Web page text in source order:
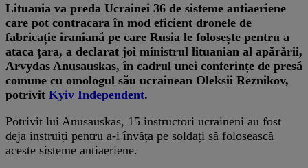
Lituania va preda Ucrainei 36 de sisteme antiaeriene
care pot contracara în mod eficient dronele de
fabricație iraniană pe care Rusia le folosește pentru a
ataca țara, a declarat joi ministrul lituanian al apărării,
Arvydas Anusauskas, în cadrul unei conferințe de presă
comune cu omologul său ucrainean Oleksii Reznikov,
potrivit Kyiv Independent.
Potrivit lui Anusauskas, 15 instructori ucraineni au fost
deja instruiți pentru a-i învăța pe soldați să folosească
aceste sisteme antiaeriene.